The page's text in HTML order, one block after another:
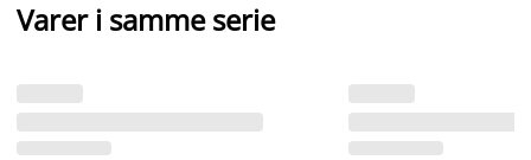
Varer i samme serie